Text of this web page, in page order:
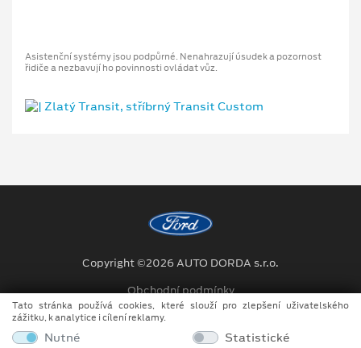
Asistenční systémy jsou podpůrné. Nenahrazují úsudek a pozornost
řidiče a nezbavují ho povinnosti ovládat vůz.
Copyright ©2026 AUTO DORDA s.r.o.
Obchodní podmínky
Ochrana osobních údajů
Tato stránka používá cookies, které slouží pro zlepšení uživatelského
zážitku, k analytice i cílení reklamy.
Nutné Statistické